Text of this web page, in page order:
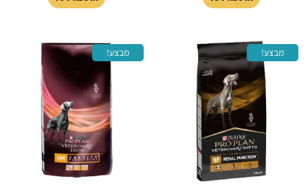
מבצע!
המחיר
המקורי
היה:
419.00 ₪.
מבצע!
המחיר
המקורי
היה:
399.00 ₪.